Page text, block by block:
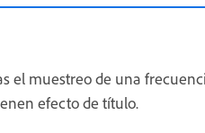
el muestreo de una
efecto de título.